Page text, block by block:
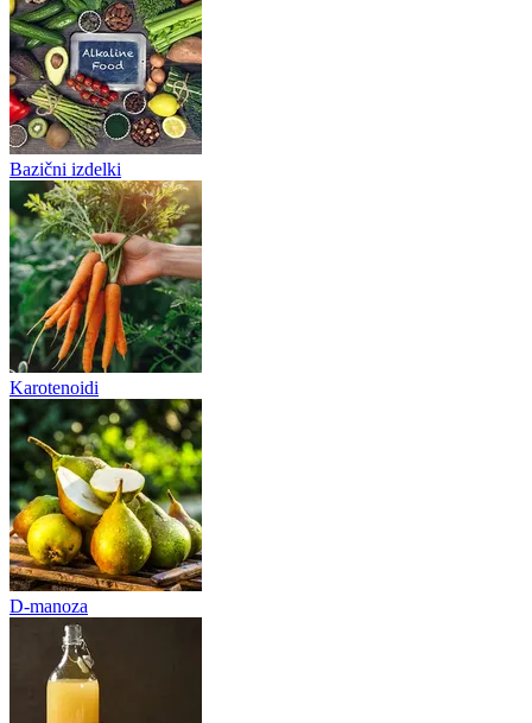
Bazični izdelki
Karotenoidi
D-manoza